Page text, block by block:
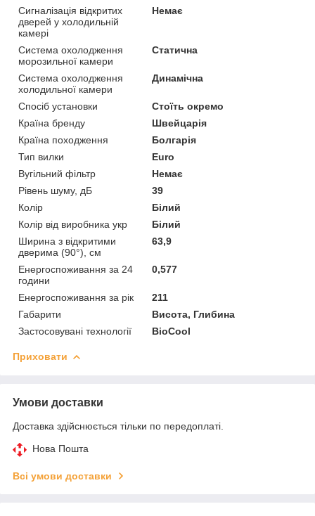
Сигналізація відкритих
дверей у холодильній
камері
Немає
Система охолодження
морозильної камери
Статична
Система охолодження
холодильної камери
Динамічна
Спосіб установки
Стоїть окремо
Країна бренду
Швейцарія
Країна походження
Болгарія
Тип вилки
Euro
Вугільний фільтр
Немає
Рівень шуму, дБ
39
Колір
Білий
Колір від виробника укр
Білий
Ширина з відкритими
дверима (90°), см
63,9
Енергоспоживання за 24
години
0,577
Енергоспоживання за рік
211
Габарити
Висота, Глибина
Застосовувані технології
BioCool
Приховати
Умови доставки
Доставка здійснюється тільки по передоплаті.
Нова Пошта
Всі умови доставки